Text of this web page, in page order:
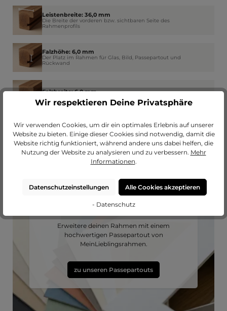
Leistenbreite: 36,0 mm
Die Breite der vorderen bzw. sichtbaren Seite des
Rahmenprofils
Falzhöhe: 6,0 mm
Der Platz im Rahmen für Glas, Bild, Passepartout und
Rückwand
Falzbreite: 6,0 mm
Wie weit der Rahmen am Rand das Glas überdeckt
Passendes Passepartout?
Erweitere deinen Rahmen mit einem
hochwertigen Passepartout von
MeinLieblingsrahmen.
zu unseren Passepartouts
Wir respektieren Deine Privatsphäre
Wir verwenden Cookies, um dir ein optimales Erlebnis auf unserer
Website zu bieten. Einige dieser Cookies sind notwendig, damit die
Website richtig funktioniert, während andere uns dabei helfen, die
Nutzung der Website zu analysieren und zu verbessern. Mehr
Informationen.
Datenschutzeinstellungen Alle Cookies akzeptieren
- Datenschutz